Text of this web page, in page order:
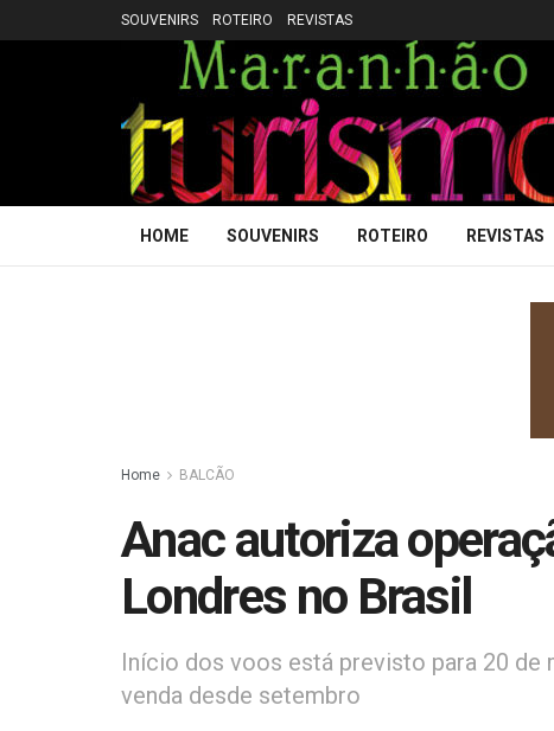
SOUVENIRS ROTEIRO REVISTAS
HOME SOUVENIRS ROTEIRO REVISTAS
Home BALCÃO
Anac autoriza
Londres no Brasil
Início dos voos está previsto para 20 de
venda desde setembro